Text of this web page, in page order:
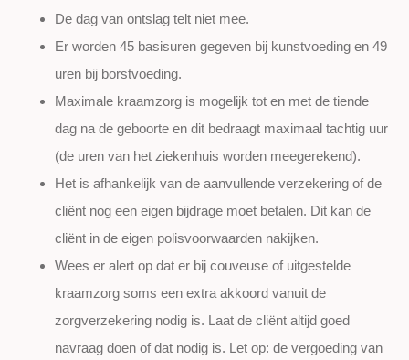
De dag van ontslag telt niet mee.
Er worden 45 basisuren gegeven bij kunstvoeding en 49
uren bij borstvoeding.
Maximale kraamzorg is mogelijk tot en met de tiende
dag na de geboorte en dit bedraagt maximaal tachtig uur
(de uren van het ziekenhuis worden meegerekend).
Het is afhankelijk van de aanvullende verzekering of de
cliënt nog een eigen bijdrage moet betalen. Dit kan de
cliënt in de eigen polisvoorwaarden nakijken.
Wees er alert op dat er bij couveuse of uitgestelde
kraamzorg soms een extra akkoord vanuit de
zorgverzekering nodig is. Laat de cliënt altijd goed
navraag doen of dat nodig is. Let op: de vergoeding van